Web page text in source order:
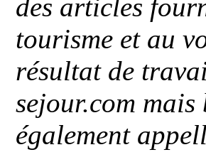
des articles
tourisme et au
résultat de
sejour.com
également